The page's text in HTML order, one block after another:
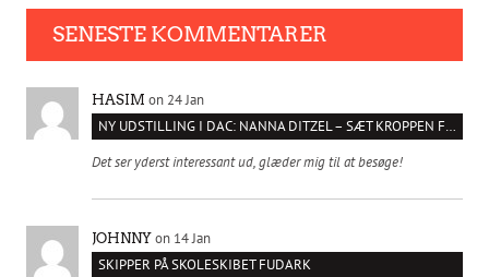
SENESTE KOMMENTARER
HASIM on 24 Jan
NY UDSTILLING I DAC: NANNA DITZEL – SÆT KROPPEN FRI
Det ser yderst interessant ud, glæder mig til at besøge!
JOHNNY on 14 Jan
SKIPPER PÅ SKOLESKIBET FUDARK